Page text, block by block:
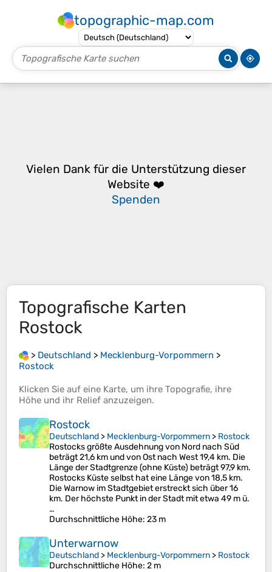
topographic-map.com
Vielen Dank für die Unterstützung dieser
Website ❤️
Spenden
Topografische Karten
Rostock
> Deutschland > Mecklenburg-Vorpommern >
Rostock
Klicken Sie auf eine Karte, um ihre Topografie, ihre
Höhe und ihr Relief anzuzeigen.
Rostock
Deutschland > Mecklenburg-Vorpommern > Rostock
Rostocks größte Ausdehnung von Nord nach Süd
beträgt 21,6 km und von Ost nach West 19,4 km. Die
Länge der Stadtgrenze (ohne Küste) beträgt 97,9 km.
Rostocks Küste selbst hat eine Länge von 18,5 km.
Die Warnow im Stadtgebiet erstreckt sich über 16
km. Der höchste Punkt in der Stadt mit etwa 49 m ü.
…
Durchschnittliche Höhe: 23 m
Unterwarnow
Deutschland > Mecklenburg-Vorpommern > Rostock
Durchschnittliche Höhe: 2 m